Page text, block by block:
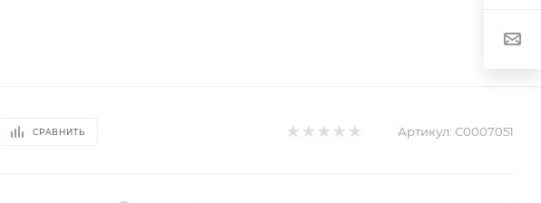
СРАВНИТЬ Артикул: С0007051